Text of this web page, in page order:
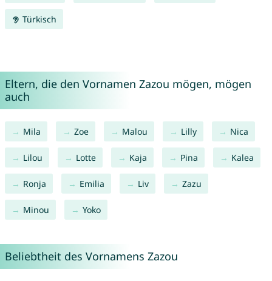
Türkisch
Eltern, die den Vornamen Zazou mögen, mögen
auch
Mila Zoe Malou Lilly Nica
Lilou Lotte Kaja Pina Kalea
Ronja Emilia Liv Zazu
Minou Yoko
Beliebtheit des Vornamens Zazou